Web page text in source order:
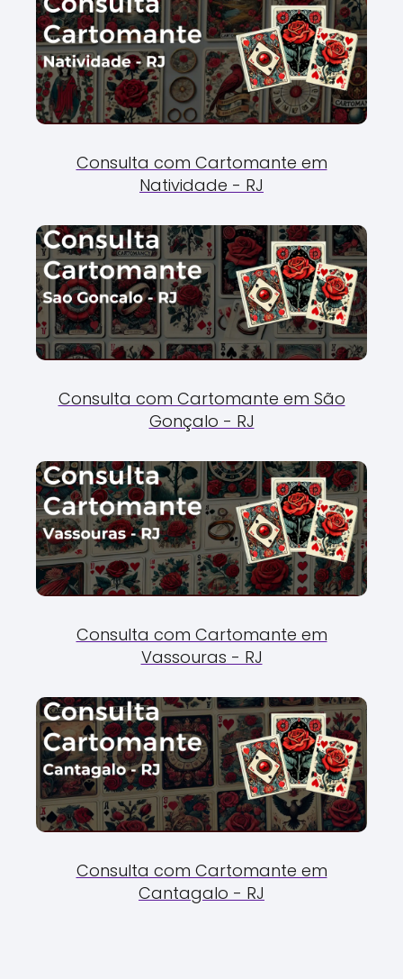
Consulta com Cartomante em
Natividade - RJ
Consulta com Cartomante em São
Gonçalo - RJ
Consulta com Cartomante em
Vassouras - RJ
Consulta com Cartomante em
Cantagalo - RJ